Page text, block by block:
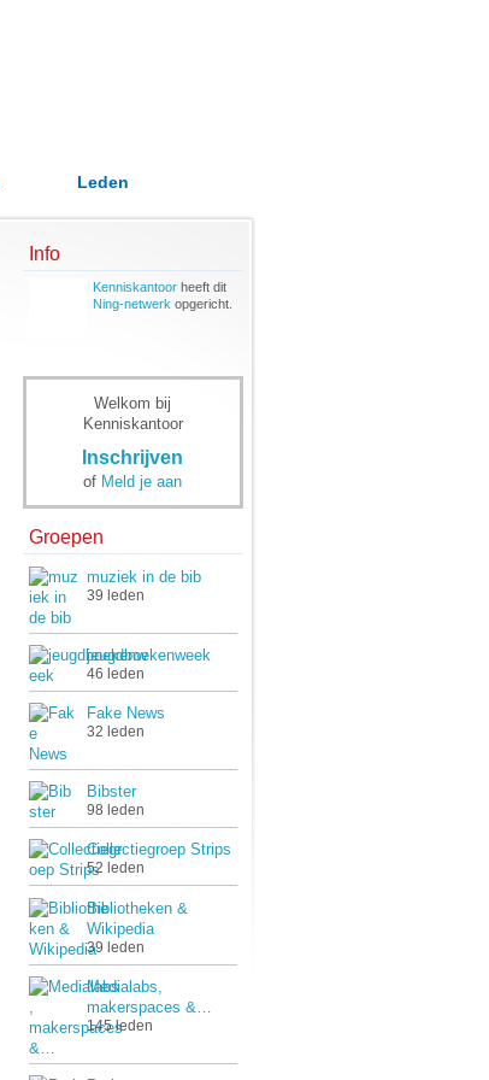
Leden
Info
Kenniskantoorheeft dit
Ning-netwerk opgericht.
Welkom bij
Kenniskantoor
Inschrijven
of Meld je aan
Groepen
muziek in de bib
39 leden
jeugdboekenweek
46 leden
Fake News
32 leden
Bibster
98 leden
Collectiegroep Strips
52 leden
Bibliotheken &
Wikipedia
39 leden
Medialabs,
makerspaces &…
145 leden